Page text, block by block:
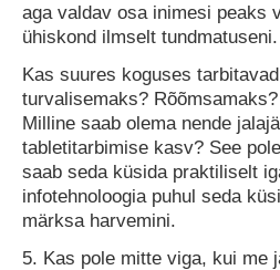
aga valdav osa inimesi peaks
ühiskond ilmselt tundmatuseni.
Kas suures koguses
turvalisemaks?
Milline saab olema nende
tabletitarbimise kasv? See
saab seda küsida praktiliselt
infotehnoloogia puhul seda
märksa harvemini.
5. Kas pole mitte viga, kui me